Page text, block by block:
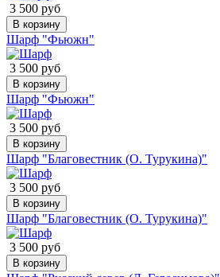
3 500 руб
В корзину
Шарф "Фьюжн"
3 500 руб
В корзину
Шарф "Фьюжн"
3 500 руб
В корзину
Шарф "Благовестник (О. Турукина)"
3 500 руб
В корзину
Шарф "Благовестник (О. Турукина)"
3 500 руб
В корзину